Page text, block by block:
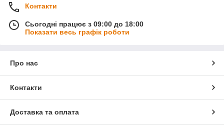
Контакти
Сьогодні працює з 09:00 до 18:00
Показати весь графік роботи
Про нас
Контакти
Доставка та оплата